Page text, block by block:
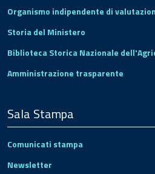
Organismo indipendente di
Storia del Ministero
Biblioteca Storica Nazionale
Amministrazione trasparente
Sala Stampa
Comunicati stampa
Newsletter